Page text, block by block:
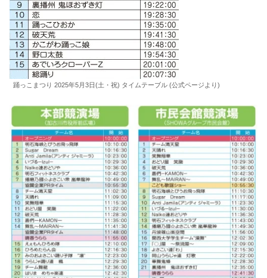
踊っこまつり 2025年5月3日(土・祝) タイムテーブル (公式ページより)